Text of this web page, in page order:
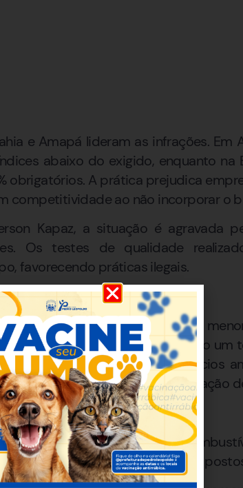
e Amapá lideram as infrações. Em
abaixo do exigido, enquanto na
obrigatórios. A prática prejudica
competitividade ao não incorporar o
Kapaz, a situação é agravada
Os testes de qualidade
favorecendo práticas ilegais.
ao consumidor — já que um
fraudes prejudicam o setor como um
compromete os benefícios
da dependência de importação
organizado no mercado de
na adulteração e controle de